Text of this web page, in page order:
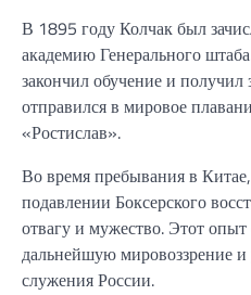
В 1895 году Колчак был
академию Генерального
закончил обучение и
отправился в мировое
«Ростислав».
Во время пребывания в
подавлении Боксерского
отвагу и мужество. Этот
дальнейшую мировоззрение
служения России.